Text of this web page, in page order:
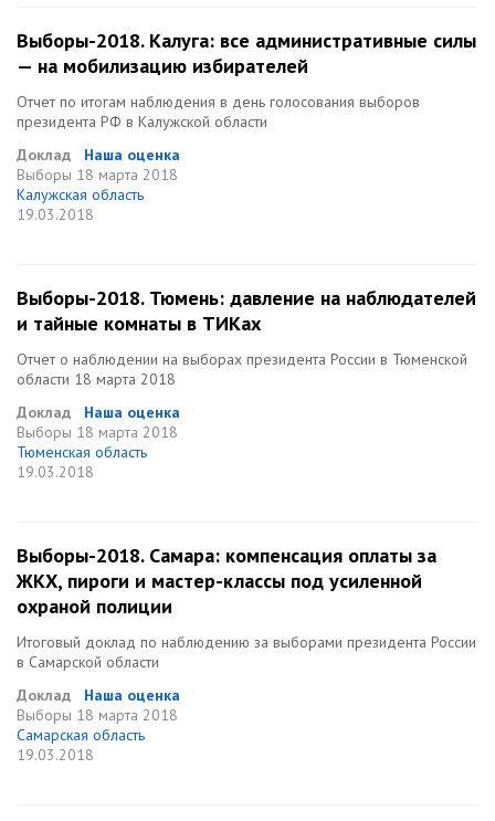
Выборы-2018. Калуга: все административные силы
— на мобилизацию избирателей
Отчет по итогам наблюдения в день голосования выборов
президента РФ в Калужской области
Доклад
Наша оценка
Выборы 18 марта 2018
Калужская область
19.03.2018
Выборы-2018. Тюмень: давление на наблюдателей
и тайные комнаты в ТИКах
Отчет о наблюдении на выборах президента России в Тюменской
области 18 марта 2018
Доклад
Наша оценка
Выборы 18 марта 2018
Тюменская область
19.03.2018
Выборы-2018. Самара: компенсация оплаты за
ЖКХ, пироги и мастер-классы под усиленной
охраной полиции
Итоговый доклад по наблюдению за выборами президента России
в Самарской области
Доклад
Наша оценка
Выборы 18 марта 2018
Самарская область
19.03.2018